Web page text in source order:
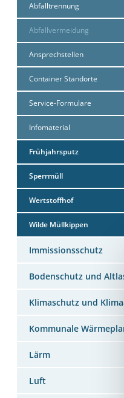
Abfalltrennung
Abfallvermeidung
Ansprechstellen
Container Standorte
Service-Formulare
Infomaterial
Frühjahrsputz
Sperrmüll
Wertstoffhof
Wilde Müllkippen
Immissionsschutz
Bodenschutz und
Klimaschutz und
Kommunale
Lärm
Luft